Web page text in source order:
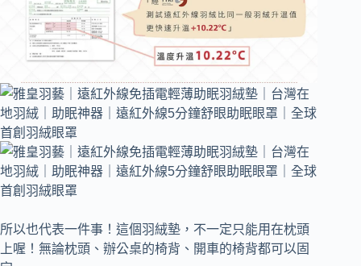
所以也代表一件事！這個羽絨墊，不一定只能用在枕頭
上喔！無論枕頭、辦公桌的椅背、開車的椅背都可以固